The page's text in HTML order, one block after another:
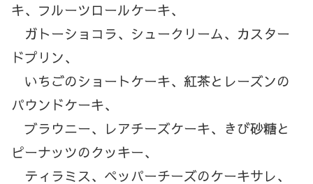
キ、フルーツロールケーキ、
ガトーショコラ、シュークリーム、カスター
ドプリン、
いちごのショートケーキ、紅茶とレーズンの
パウンドケーキ、
ブラウニー、レアチーズケーキ、きび砂糖と
ピーナッツのクッキー、
ティラミス、ペッパーチーズのケーキサレ、